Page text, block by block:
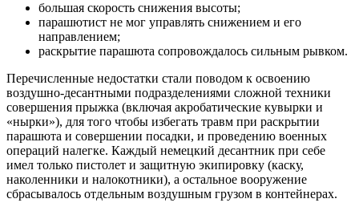
большая скорость снижения высоты;
парашютист не мог управлять снижением и его
направлением;
раскрытие парашюта сопровождалось сильным рывком.
Перечисленные недостатки стали поводом к освоению
воздушно-десантными подразделениями сложной техники
совершения прыжка (включая акробатические кувырки и
«нырки»), для того чтобы избегать травм при раскрытии
парашюта и совершении посадки, и проведению военных
операций налегке. Каждый немецкий десантник при себе
имел только пистолет и защитную экипировку (каску,
наколенники и налокотники), а остальное вооружение
сбрасывалось отдельным воздушным грузом в контейнерах.